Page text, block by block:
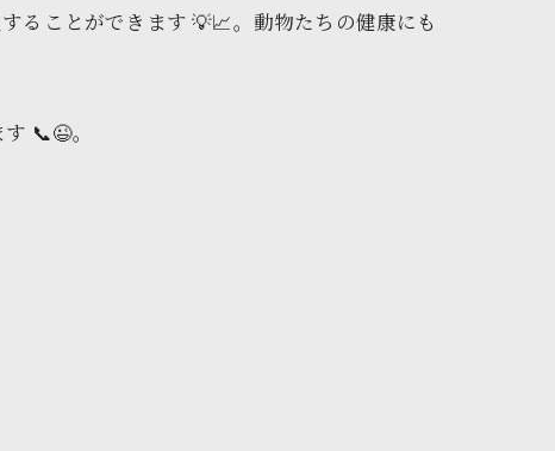
ることができます 💡📈。動物たちの健康にも
📞😉。